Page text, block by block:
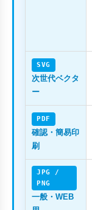
SVG
次世代ベクタ
ー
PDF
確認・簡易印
刷
JPG /
PNG
一般・WEB